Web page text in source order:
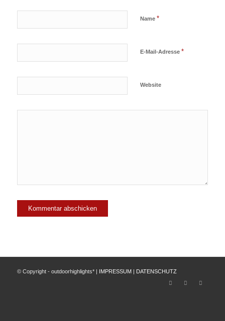
Name *
E-Mail-Adresse *
Website
© Copyright - outdoorhighlights* | IMPRESSUM DATENSCHUTZ